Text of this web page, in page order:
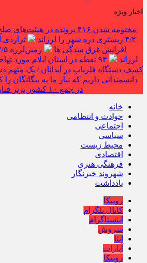
اخبار ویژه
مختومه شدن ۴۱۶ پرونده در هیئت‌های صلح ایلام
۴/۲ ریشتری دره شهر را لرزاند
تراژدی
افزایش غرق شدگی ها
لرزاند
۹۳ نقطه در استان ایلام مورد تهاجم قرار گرفته است
کشف دستگاه فلزیاب در آبدانان / یک متهم
دانشمندانی داریم که نیاز ما به بیگانگان
در جمع ۱۰ کشور برتر فناوری هسته‌ای قرار دارد
خانه
حوادث و انتظامی
اجتماعی
سیاسی
محیط زیست
اقتصادی
فرهنگی هنری
شهروند خبرنگار
یادداشت
روبیکا
کانال تلگرام
اینستاگرام
سروش
ایتا
آپارات
روبیکا